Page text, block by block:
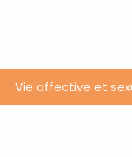
Vie affective et